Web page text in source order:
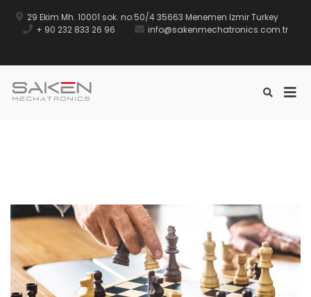
29 Ekim Mh. 10001 sok. no:50/4 35663 Menemen Izmir Turkey
+ 90 232 833 26 96
info@sakenmechatronics.com.tr